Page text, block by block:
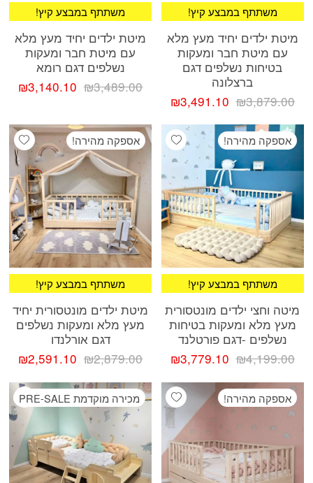
!משתתף במבצע קיץ
מיטת ילדים יחיד מעץ מלא
עם מיטת חבר ומעקות
בטיחות נשלפים דגם
ברצלונה
₪3,879.00
המחיר
היה:
₪3,879.00.
₪3,491.10
הוא:
₪3,491.10.
!משתתף במבצע קיץ
מיטת ילדים יחיד מעץ מלא
עם מיטת חבר ומעקות
נשלפים דגם רומא
₪3,489.00
המחיר
₪3,489.00.
₪3,140.10
Add wishlist אספקה מהירה!
!משתתף במבצע קיץ
מיטה וחצי ילדים מונטסורית
מעץ מלא ומעקות בטיחות
נשלפים -דגם פורטלנד
₪4,199.00
המחיר
היה:
₪4,199.00.
₪3,779.10
המחיר
הוא:
₪3,779.10.
אספקה מהירה!
!משתתף במבצע קיץ
מיטת ילדים מונטסורית יחיד
מעץ מלא ומעקות נשלפים
דגם אורלנדו
₪2,879.00
המחיר
היה:
₪2,879.00.
₪2,591.10
Add wishlist אספקה מהירה! מכירה מוקדמת PRE-SALE